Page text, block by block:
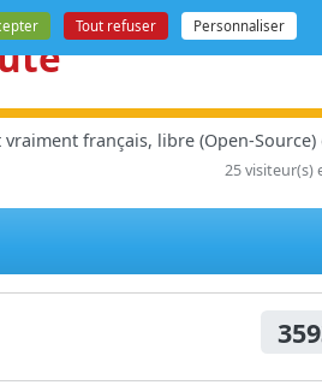
français, libre (Open-
25 visiteur(s)
Tout refuser Personnaliser